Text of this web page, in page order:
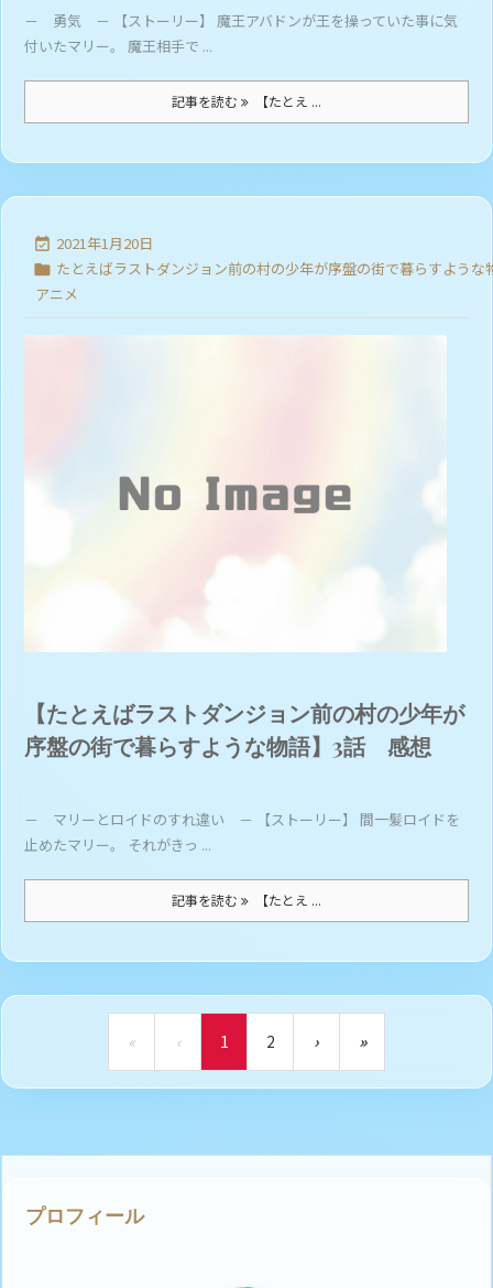
－ 勇気 － 【ストーリー】 魔王アバドンが王を操っていた事に気
付いたマリー。 魔王相手で ...
記事を読む 【たとえ ...
 2021年1月20日
 たとえばラストダンジョン前の村の少年が序盤の街で暮らすような
アニメ
【たとえばラストダンジョン前の村の少年が
序盤の街で暮らすような物語】3話 感想
－ マリーとロイドのすれ違い － 【ストーリー】 間一髪ロイドを
止めたマリー。 それがきっ ...
記事を読む 【たとえ ...
« ‹ 1 2 › »
プロフィール